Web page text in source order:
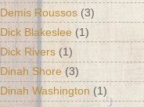
Demis Roussos (3)
Dick Blakeslee (1)
Dick Rivers (1)
Dinah Shore (3)
Dinah Washington (1)